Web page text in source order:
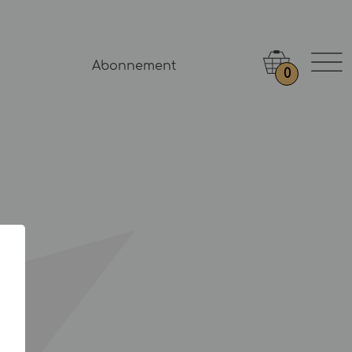
Abonnement
0